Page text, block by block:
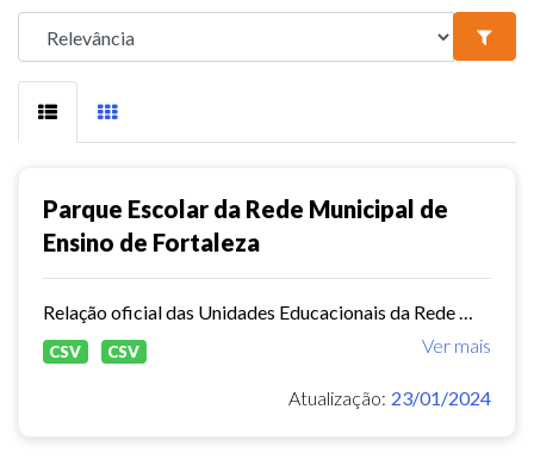
Parque Escolar da Rede Municipal de
Ensino de Fortaleza
Ver mais
CSV CSV
Atualização: 23/01/2024